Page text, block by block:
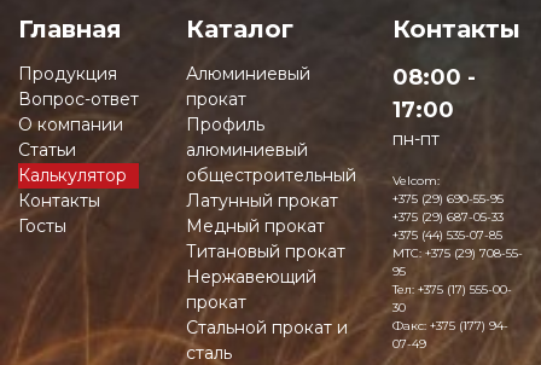
Главная
Продукция
Вопрос-ответ
О компании
Статьи
Калькулятор
Контакты
Госты
Каталог
Алюминиевый
прокат
Профиль
алюминиевый
общестроительный
Латунный прокат
Медный прокат
Титановый прокат
Нержавеющий
прокат
Стальной прокат и
сталь
Контакты
08:00 -
17:00
пн-пт
Velcom:
+375 (29) 690-55-95
+375 (29) 687-05-33
+375 (44) 535-07-85
MTC:+375 (29) 708-55-
95
Тел: +375 (17) 555-00-
30
Факс: +375 (177) 94-
07-49